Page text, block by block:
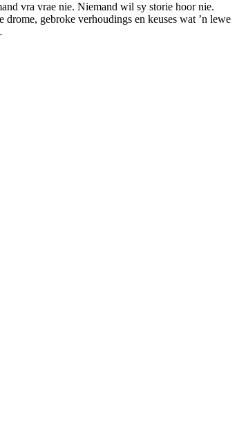
vra vrae nie. Niemand wil sy storie hoor nie.
gebroke verhoudings en keuses wat ’n lewe